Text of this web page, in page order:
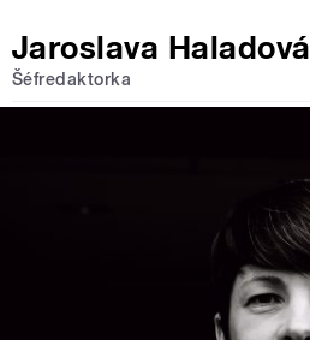
Jaroslava Haladová
Šéfredaktorka